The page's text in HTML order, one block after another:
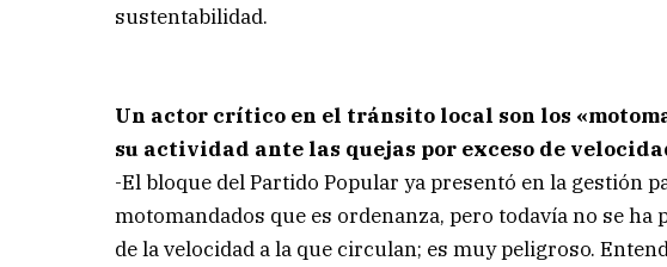
sustentabilidad.
Un actor crítico en el tránsito local son los
su actividad ante las quejas por exceso de
-El bloque del Partido Popular ya presentó en la gestión
motomandados que es ordenanza, pero todavía no se
de la velocidad a la que circulan; es muy peligroso.